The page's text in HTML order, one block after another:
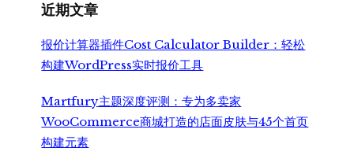
近期文章
报价计算器插件Cost Calculator Builder：轻松
构建WordPress实时报价工具
Martfury主题深度评测：专为多卖家
WooCommerce商城打造的店面皮肤与45个首页
构建元素